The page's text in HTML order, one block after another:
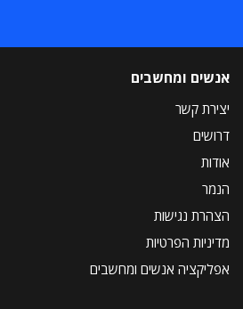
אנשים ומחשבים
יצירת קשר
דרושים
אודות
הנמר
הצהרת נגישות
מדיניות הפרטיות
אפליקציה אנשים ומחשבים